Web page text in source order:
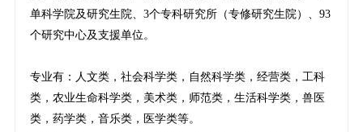
单科学院及研究生院、3个专科研究所（专修研究生院）、93
个研究中心及支援单位。
专业有：人文类，社会科学类，自然科学类，经营类，工科
类，农业生命科学类，美术类，师范类，生活科学类，兽医
类，药学类，音乐类，医学类等。